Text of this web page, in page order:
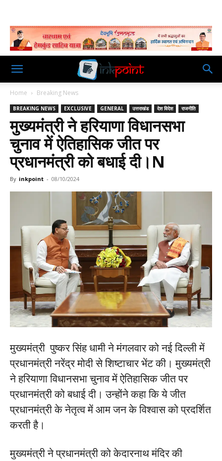
Home Breaking News
BREAKING NEWS EXCLUSIVE GENERAL उत्तराखंड देश विदेश राजनीति
मुख्यमंत्री ने हरियाणा विधानसभा
चुनाव में ऐतिहासिक जीत पर
प्रधानमंत्री को बधाई दी।N
By inkpoint - 08/10/2024
मुख्यमंत्री पुष्कर सिंह धामी ने मंगलवार को नई दिल्ली में
प्रधानमंत्री नरेंद्र मोदी से शिष्टाचार भेंट की। मुख्यमंत्री
ने हरियाणा विधानसभा चुनाव में ऐतिहासिक जीत पर
प्रधानमंत्री को बधाई दी। उन्होंने कहा कि ये जीत
प्रधानमंत्री के नेतृत्व में आम जन के विश्वास को प्रदर्शित
करती है।
मुख्यमंत्री ने प्रधानमंत्री को केदारनाथ मंदिर की